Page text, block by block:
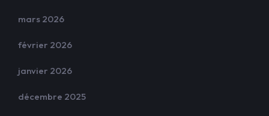
mars 2026
février 2026
janvier 2026
décembre 2025